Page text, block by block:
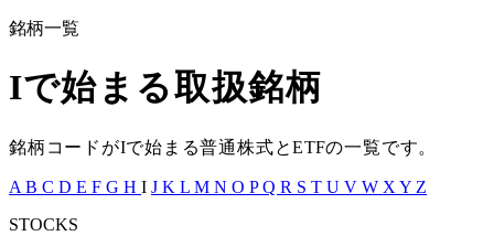
銘柄一覧
Iで始まる取扱銘柄
銘柄コードがIで始まる普通株式とETFの一覧です。
A B C D E F G H I J K L M N O PQ R S T U V W X Y Z
STOCKS